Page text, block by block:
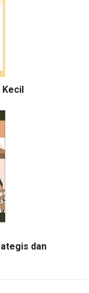
dan